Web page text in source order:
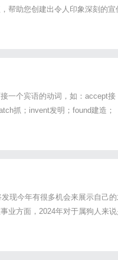
帮助您创建出令人印象深刻的宣
代化，采用现代化的色彩和图形元
明了，用简短的语句...
一个宾语的动词，如：accept接
抓；invent发明；found建造；
展示；make做；tell告诉等...
现今年有很多机会来展示自己
业方面，2024年对于属狗人来说
的成就。你的努力和才华将得到
免过度自信而错...